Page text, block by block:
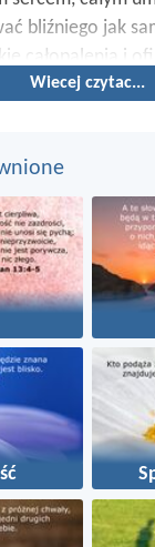
bliźniego jak
całopalenia i
Wiecej czytac...